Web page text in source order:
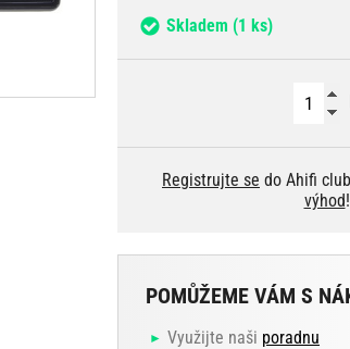
Skladem (1 ks)
Registrujte se do Ahifi
výhod!
POMŮŽEME VÁM S
Využijte naši poradnu